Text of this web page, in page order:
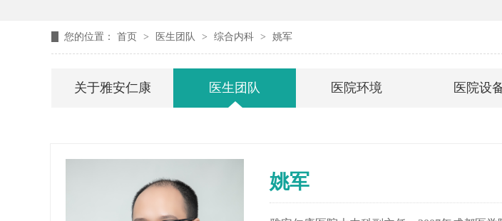
您的位置： 首页 > 医生团队 > 综合内科 > 姚军
关于雅安仁康 医生团队 医院环境 医院设
姚军